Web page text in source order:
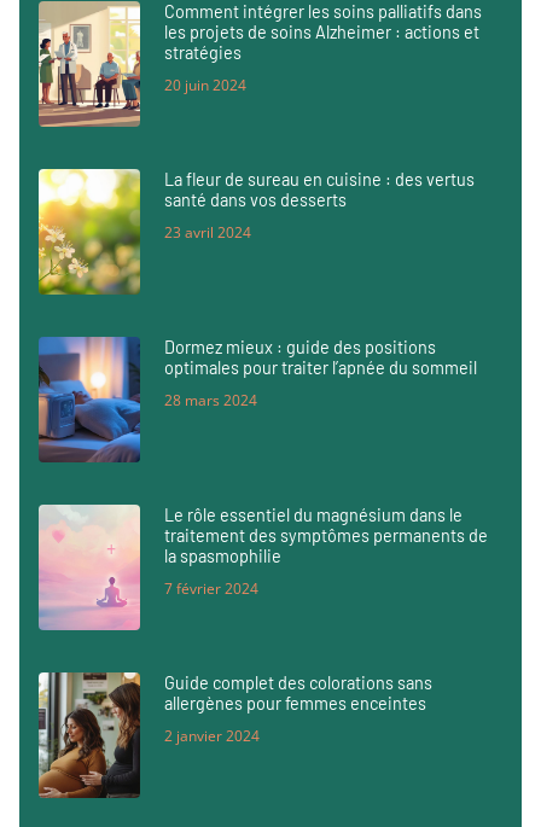
Comment intégrer les soins palliatifs dans
les projets de soins Alzheimer : actions et
stratégies
20 juin 2024
La fleur de sureau en cuisine : des vertus
santé dans vos desserts
23 avril 2024
Dormez mieux : guide des positions
optimales pour traiter l’apnée du sommeil
28 mars 2024
Le rôle essentiel du magnésium dans le
traitement des symptômes permanents de
la spasmophilie
7 février 2024
Guide complet des colorations sans
allergènes pour femmes enceintes
2 janvier 2024